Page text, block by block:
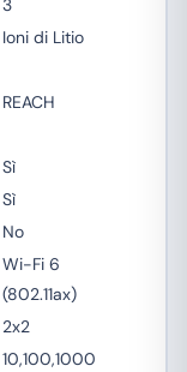
3
Ioni di Litio
REACH
Sì
Sì
No
Wi-Fi 6
(802.11ax)
2x2
10,100,1000